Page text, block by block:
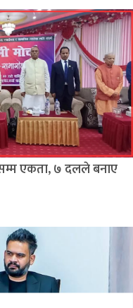
एकता, ७ दलले बनाए